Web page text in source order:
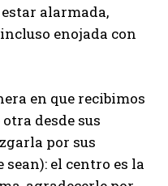
alarmada,
enojada con
en que recibimos
desde sus
por sus
el centro es la